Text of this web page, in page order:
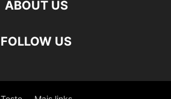
ABOUT US
FOLLOW US